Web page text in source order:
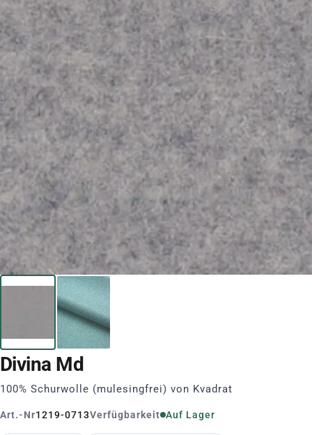
Divina Md
100% Schurwolle (mulesingfrei) von Kvadrat
Art.-Nr1219-0713Verfügbarkeit Auf Lager